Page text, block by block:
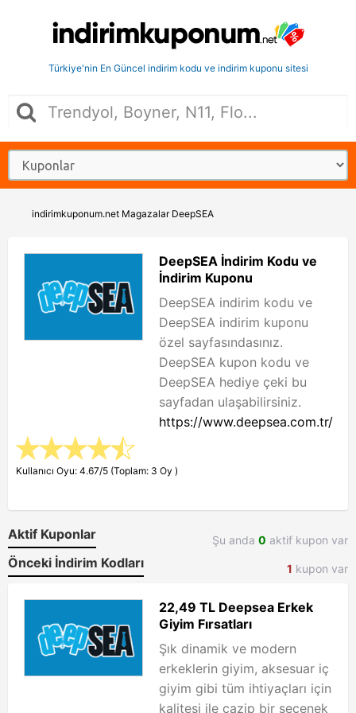
Türkiye'nin En Güncel indirim kodu ve indirim kuponu sitesi
indirimkuponum.net Magazalar DeepSEA
DeepSEA İndirim Kodu ve
İndirim Kuponu
DeepSEA indirim kodu ve
DeepSEA indirim kuponu
özel sayfasındasınız.
DeepSEA kupon kodu ve
DeepSEA hediye çeki bu
sayfadan ulaşabilirsiniz.
https://www.deepsea.com.tr/
Kullanıcı Oyu: 4.67/5 (Toplam: 3 Oy )
Aktif Kuponlar Şu anda 0 aktif kupon var
Önceki İndirim Kodları 1 kupon var
22,49 TL Deepsea Erkek
Giyim Fırsatları
Şık dinamik ve modern
erkeklerin giyim, aksesuar iç
giyim gibi tüm ihtiyaçları için
kalitesi ile cazip bir seçenek